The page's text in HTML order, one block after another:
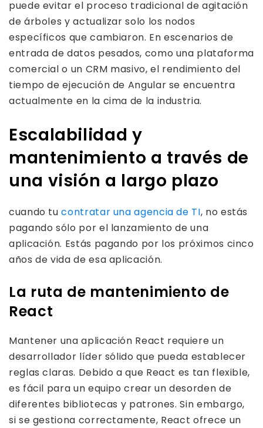
puede evitar el proceso tradicional de agitación
de árboles y actualizar solo los nodos
específicos que cambiaron. En escenarios de
entrada de datos pesados, como una plataforma
comercial o un CRM masivo, el rendimiento del
tiempo de ejecución de Angular se encuentra
actualmente en la cima de la industria.
Escalabilidad y
mantenimiento a través de
una visión a largo plazo
cuando tucontratar una agencia de TI, no estás
pagando sólo por el lanzamiento de una
aplicación. Estás pagando por los próximos cinco
años de vida de esa aplicación.
La ruta de mantenimiento de
React
Mantener una aplicación React requiere un
desarrollador líder sólido que pueda establecer
reglas claras. Debido a que React es tan flexible,
es fácil para un equipo crear un desorden de
diferentes bibliotecas y patrones. Sin embargo,
si se gestiona correctamente, React ofrece un